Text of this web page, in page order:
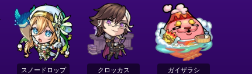
スノードロップ クロッカス ガイザラシ